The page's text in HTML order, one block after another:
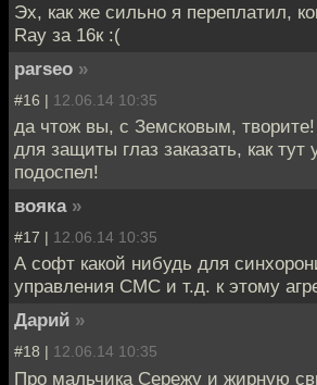
Эх, как же сильно я переплатил,
Ray за 16к :(
parseo »
#16 | 12.06.14 10:35
да чтож вы, с Земсковым, творите!
для защиты глаз заказать, как
подоспел!
вояка »
#17 | 12.06.14 10:35
А софт какой нибудь для
управления СМС и т.д. к этому
Дарий »
#18 | 12.06.14 10:35
Про мальчика Сережу и жирную